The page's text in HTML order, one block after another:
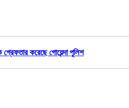
গ্রেফতার করেছে গোয়েন্দা পুলিশ